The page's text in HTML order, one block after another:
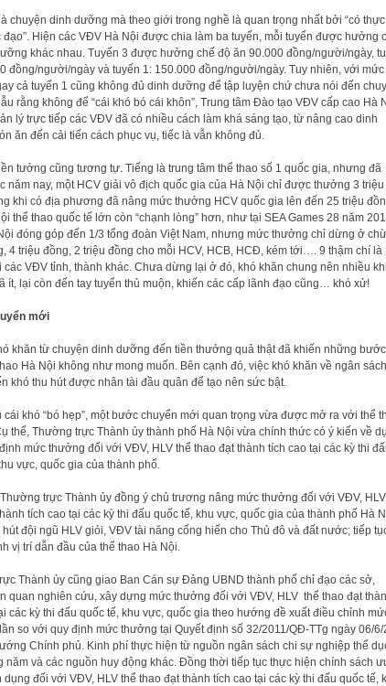
chuyện dinh dưỡng mà theo giới trong nghề là quan trọng nhất bởi “có
Hiện các VĐV Hà Nội được chia làm ba tuyến, mỗi tuyến được hưởng
khác nhau. Tuyến 3 được hưởng chế độ ăn 90.000 đồng/người/ngày,
đồng/người/ngày và tuyến 1: 150.000 đồng/người/ngày. Tuy nhiên, với mức
cả tuyến 1 cũng không đủ dinh dưỡng để tập luyện chứ chưa nói đến
rằng không để “cái khó bó cái khôn”, Trung tâm Đào tạo VĐV cấp cao Hà
lý trực tiếp các VĐV đã có nhiều cách làm khá sáng tạo, từ nâng cao dinh
ăn đến cải tiến cách phục vụ, tiếc là vẫn không đủ.
tưởng cũng tương tự. Tiếng là trung tâm thể thao số 1 quốc gia, nhưng đã
năm nay, một HCV giải vô địch quốc gia của Hà Nội chỉ được thưởng 3 triệu
khi có địa phương đã nâng mức thưởng HCV quốc gia lên đến 25 triệu
thể thao quốc tế lớn còn “chạnh lòng” hơn, như tại SEA Games 28 năm
đóng góp đến 1/3 tổng đoàn Việt Nam, nhưng mức thưởng chỉ dừng ở
4 triệu đồng, 2 triệu đồng cho mỗi HCV, HCB, HCĐ, kém tới…. 9 thậm chí là
các VĐV tỉnh, thành khác. Chưa dừng lại ở đó, khó khăn chung nên nhiều
ít, lại còn đến tay tuyển thủ muộn, khiến các cấp lãnh đạo cũng… khó xử!
mới
khăn từ chuyện dinh dưỡng đến tiền thưởng quả thật đã khiến những
Hà Nội không như mong muốn. Bên cạnh đó, việc khó khăn về ngân sách
khó thu hút được nhân tài đầu quân để tạo nên sức bật.
cái khó “bó hẹp”, một bước chuyển mới quan trọng vừa được mở ra với thể
thể, Thường trực Thành ủy thành phố Hà Nội vừa chính thức có ý kiến về
mức thưởng đối với VĐV, HLV thể thao đạt thành tích cao tại các kỳ thi
vực, quốc gia của thành phố.
trực Thành ủy đồng ý chủ trương nâng mức thưởng đối với VĐV,
tích cao tại các kỳ thi đấu quốc tế, khu vực, quốc gia của thành phố Hà
hút đội ngũ HLV giỏi, VĐV tài năng cống hiến cho Thủ đô và đất nước; tiếp
vị trí dẫn đầu của thể thao Hà Nội.
Thành ủy cũng giao Ban Cán sự Đảng UBND thành phố chỉ đạo các sở,
quan nghiên cứu, xây dựng mức thưởng đối với VĐV, HLV thể thao đạt
các kỳ thi đấu quốc tế, khu vực, quốc gia theo hướng đề xuất điều chỉnh
so với quy định mức thưởng tại Quyết định số 32/2011/QĐ-TTg ngày 06/6/
Chính phủ. Kinh phí thực hiện từ nguồn ngân sách chi sự nghiệp thể
năm và các nguồn huy động khác. Đồng thời tiếp tục thực hiện chính sách
dụng đối với VĐV, HLV thể thao đạt thành tích cao tại các kỳ thi đấu quốc tế,